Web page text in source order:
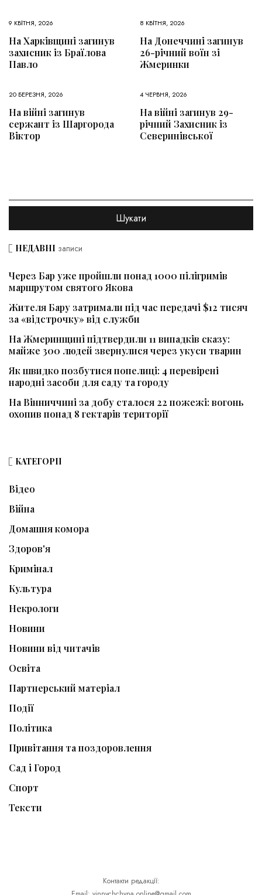
9 КВІТНЯ, 2026
На Харківщині загинув
захисник із Браїлова
Павло
8 КВІТНЯ, 2026
На Донеччині загинув
26-річний воїн зі
Жмеринки
20 БЕРЕЗНЯ, 2026
На війні загинув
сержант із Шаргорода
Віктор
4 ЧЕРВНЯ, 2026
На війні загинув 29-
річний Захисник із
Северинівської
НЕДАВНІ записи
Через Бар уже пройшли понад 1000 пілігримів
маршрутом святого Якова
Жителя Бару затримали під час передачі $12 тисяч
за «відстрочку» від служби
На Жмеринщині підтвердили 11 випадків сказу:
майже 300 людей звернулися через укуси тварин
Як швидко позбутися попелиці: 4 перевірені
народні засоби для саду та городу
На Вінниччині за добу сталося 22 пожежі: вогонь
охопив понад 8 гектарів території
КАТЕГОРІЇ
Відео
Війна
Домашня комора
Здоров'я
Кримінал
Культура
Некрологи
Новини
Новини від читачів
Освіта
Партнерський матеріал
Події
Політика
Привітання та поздоровлення
Сад і Город
Спорт
Тексти
Контакти редакції: